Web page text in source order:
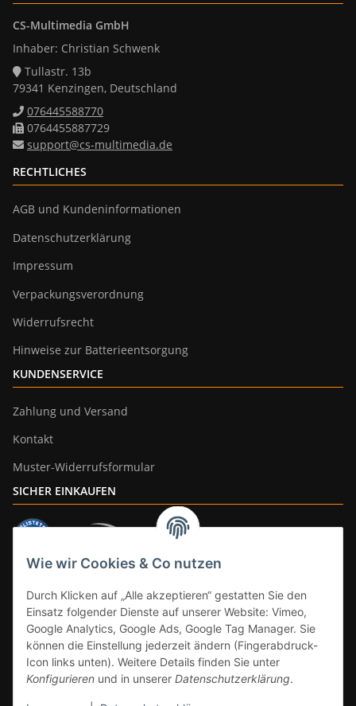
Wie wir Cookies & Co nutzen
Durch Klicken auf „Alle akzeptieren“ gestatten Sie den
Einsatz folgender Dienste auf unserer Website: Vimeo,
Google Analytics, Google Ads, Google Tag Manager. Sie
können die Einstellung jederzeit ändern (Fingerabdruck-
Icon links unten). Weitere Details finden Sie unter
Konfigurieren und in unserer Datenschutzerklärung.
CS-Multimedia GmbH
Inhaber: Christian Schwenk
Tullastr. 13b
79341 Kenzingen, Deutschland
076445588770
0764455887729
support@cs-multimedia.de
RECHTLICHES
AGB und Kundeninformationen
Datenschutzerklärung
Impressum
Verpackungsverordnung
Widerrufsrecht
Hinweise zur Batterieentsorgung
KUNDENSERVICE
Zahlung und Versand
Kontakt
Muster-Widerrufsformular
SICHER EINKAUFEN